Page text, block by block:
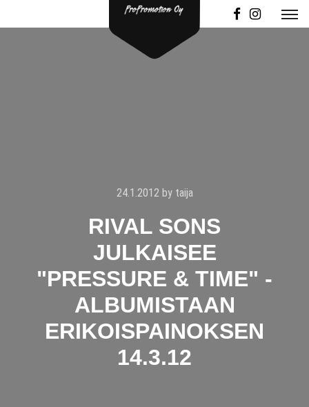
24.1.2012 by taija
RIVAL SONS
JULKAISEE
"PRESSURE & TIME" -
ALBUMISTAAN
ERIKOISPAINOKSEN
14.3.12